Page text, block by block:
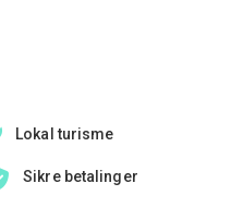
Lokal turisme
Sikre betalinger